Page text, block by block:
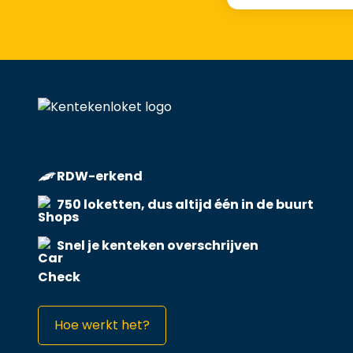
RDW-erkend
750 loketten, dus altijd één in de buurt
Snel je kenteken overschrijven
Hoe werkt het?